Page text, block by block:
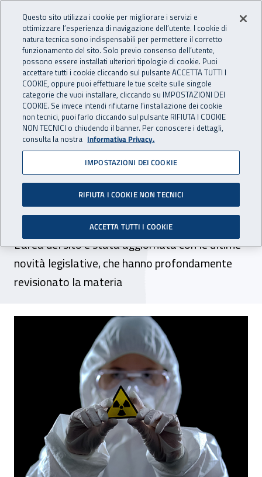
INAIL - Istituto Nazionale
Apri cerca
Navigazione principale
Navigazione - Ti trovi in:
Home Inail comunica News
07 luglio 2022
Conoscere il rischio, online i
nuovi contenuti relativi alle
radiazioni ionizzanti
L’area del sito è stata aggiornata con le ultime
novità legislative, che hanno profondamente
revisionato la materia
Conoscere il rischio, online i nuovi
Questo sito utilizza i cookie per migliorare i servizi e
ottimizzare l’esperienza di navigazione dell’utente. I cookie di
natura tecnica sono indispensabili per permettere il corretto
funzionamento del sito. Solo previo consenso dell’utente,
possono essere installati ulteriori tipologie di cookie. Puoi
accettare tutti i cookie cliccando sul pulsante ACCETTA TUTTI I
COOKIE, oppure puoi effettuare le tue scelte sulle singole
categorie che vuoi installare, cliccando su IMPOSTAZIONI DEI
COOKIE. Se invece intendi rifiutarne l’installazione dei cookie
non tecnici, puoi farlo cliccando sul pulsante RIFIUTA I COOKIE
NON TECNICI o chiudendo il banner. Per conoscere i dettagli,
consulta la nostra Informativa Privacy.
IMPOSTAZIONI DEI COOKIE
RIFIUTA I COOKIE NON TECNICI
ACCETTA TUTTI I COOKIE